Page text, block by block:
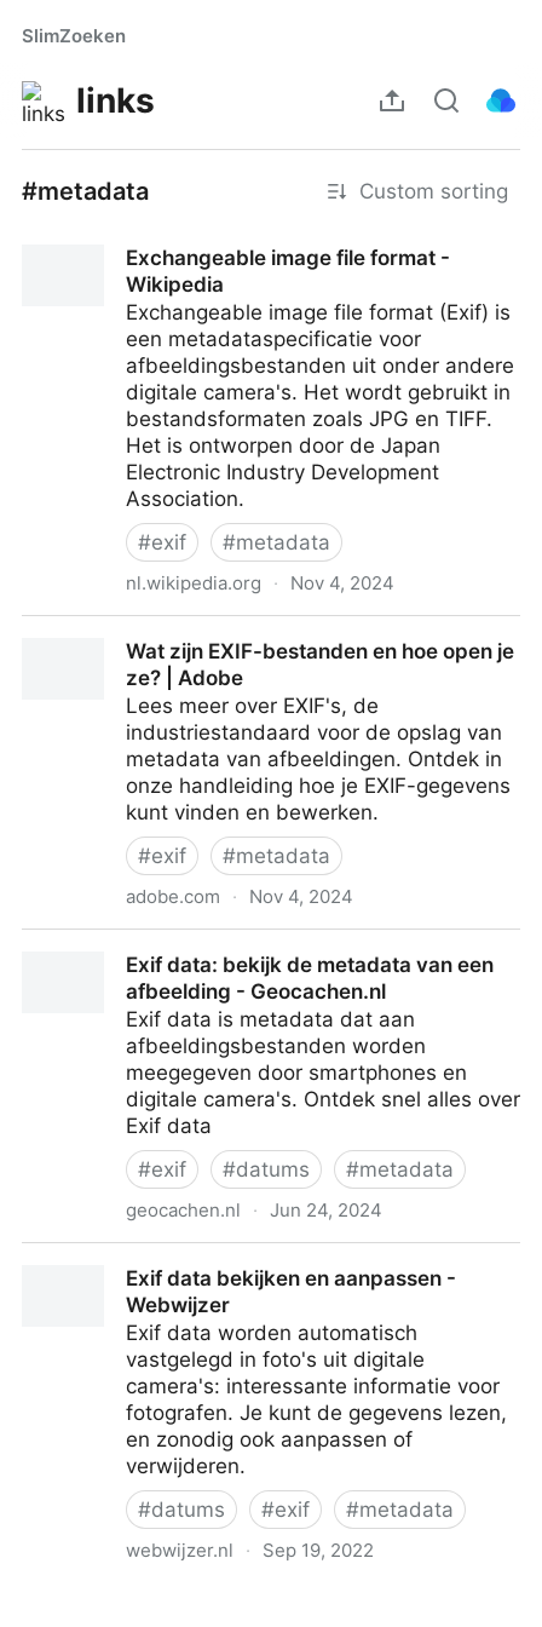
SlimZoeken
links
#metadata Custom sorting
Exchangeable image file format -
Wikipedia
Exchangeable image file format (Exif) is
een metadataspecificatie voor
afbeeldingsbestanden uit onder andere
digitale camera's. Het wordt gebruikt in
bestandsformaten zoals JPG en TIFF.
Het is ontworpen door de Japan
Electronic Industry Development
Association.
#exif #metadata
nl.wikipedia.org · Nov 4, 2024
Wat zijn EXIF-bestanden en hoe open je
ze? | Adobe
Lees meer over EXIF's, de
industriestandaard voor de opslag van
metadata van afbeeldingen. Ontdek in
onze handleiding hoe je EXIF-gegevens
kunt vinden en bewerken.
#exif #metadata
adobe.com · Nov 4, 2024
Exif data: bekijk de metadata van een
afbeelding - Geocachen.nl
Exif data is metadata dat aan
afbeeldingsbestanden worden
meegegeven door smartphones en
digitale camera's. Ontdek snel alles over
Exif data
#exif #datums #metadata
geocachen.nl · Jun 24, 2024
Geocachen.nlExif data bekijken en aanpassen -
Webwijzer
Exif data worden automatisch
vastgelegd in foto's uit digitale
camera's: interessante informatie voor
fotografen. Je kunt de gegevens lezen,
en zonodig ook aanpassen of
verwijderen.
#datums #exif #metadata
webwijzer.nl · Sep 19, 2022